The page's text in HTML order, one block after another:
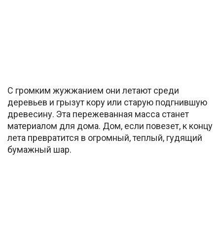
С громким жужжанием они летают среди
деревьев и грызут кору или старую подгнившую
древесину. Эта пережеванная масса станет
материалом для дома. Дом, если повезет, к концу
лета превратится в огромный, теплый, гудящий
бумажный шар.